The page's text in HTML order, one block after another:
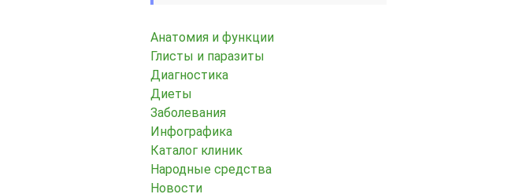
Анатомия и функции
Глисты и паразиты
Диагностика
Диеты
Заболевания
Инфографика
Каталог клиник
Народные средства
Новости